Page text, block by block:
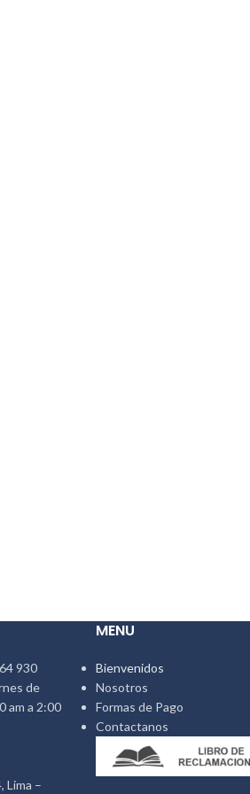
930
de
am a 2:00
Lima –
MENU
Bienvenidos
Nosotros
Formas de Pago
Contactanos